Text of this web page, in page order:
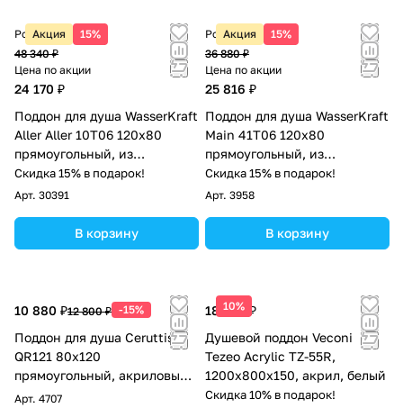
Акция 15%
Розничная цена
48 340 ₽
Цена по акции
24 170 ₽
Поддон для душа WasserKraft
Aller Aller 10T06 120х80
прямоугольный, из
искусственного камня,
слоновая кость матовая
Скидка 15% в подарок!
Арт. 30391
В корзину
Акция 15%
Розничная цена
36 880 ₽
Цена по акции
25 816 ₽
Поддон для душа WasserKraft
Main 41T06 120х80
прямоугольный, из
стеклопластика, белый
камень
Скидка 15% в подарок!
Арт. 3958
В корзину
10 880 ₽12 800 ₽ -15%
Поддон для душа Ceruttispa
QR121 80х120
прямоугольный, акриловый,
белый
Арт. 4707
10%
18 807 ₽
Душевой поддон Veconi
Tezeo Acrylic TZ-55R,
1200х800х150, акрил, белый
Скидка 10% в подарок!